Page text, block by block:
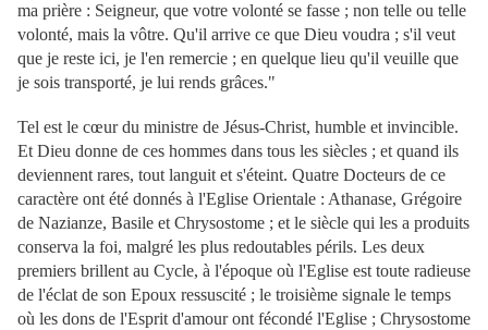
ma prière : Seigneur, que votre volonté se fasse ; non telle ou telle
volonté, mais la vôtre. Qu'il arrive ce que Dieu voudra ; s'il veut
que je reste ici, je l'en remercie ; en quelque lieu qu'il veuille que
je sois transporté, je lui rends grâces."
Tel est le cœur du ministre de Jésus-Christ, humble et invincible.
Et Dieu donne de ces hommes dans tous les siècles ; et quand ils
deviennent rares, tout languit et s'éteint. Quatre Docteurs de ce
caractère ont été donnés à l'Eglise Orientale : Athanase, Grégoire
de Nazianze, Basile et Chrysostome ; et le siècle qui les a produits
conserva la foi, malgré les plus redoutables périls. Les deux
premiers brillent au Cycle, à l'époque où l'Eglise est toute radieuse
de l'éclat de son Epoux ressuscité ; le troisième signale le temps
où les dons de l'Esprit d'amour ont fécondé l'Eglise ; Chrysostome